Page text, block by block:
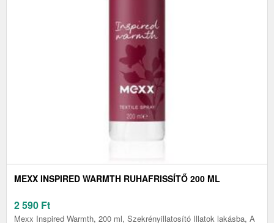
MEXX INSPIRED WARMTH RUHAFRISSÍTŐ 200 ML
2 590 Ft
Mexx Inspired Warmth, 200 ml, Szekrényillatosító Illatok lakásba, A